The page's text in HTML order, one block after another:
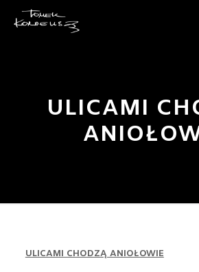
ULICAMI
ULICAMI CHODZĄ ANIOŁOWIE